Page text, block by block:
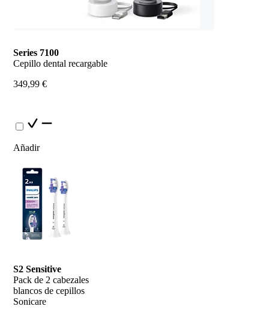
Series 7100
Cepillo dental recargable
349,99 €
Añadir
S2 Sensitive
Pack de 2 cabezales
blancos de cepillos
Sonicare